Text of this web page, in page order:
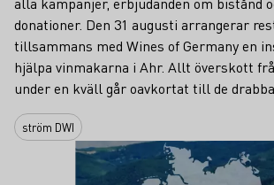
donationer. Den 31 augusti arrangerar
tillsammans med Wines of Germany en
hjälpa vinmakarna i Ahr. Allt överskott
under en kväll går oavkortat till de
ström DWI